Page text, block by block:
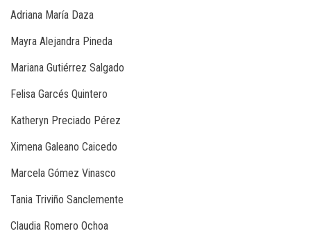
Adriana María Daza
Mayra Alejandra Pineda
Mariana Gutiérrez Salgado
Felisa Garcés Quintero
Katheryn Preciado Pérez
Ximena Galeano Caicedo
Marcela Gómez Vinasco
Tania Triviño Sanclemente
Claudia Romero Ochoa